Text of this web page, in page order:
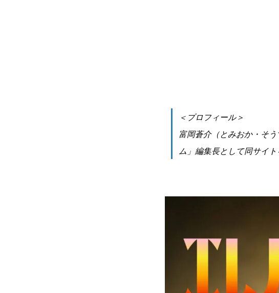
＜プロフィール＞
富岡蒼介（とみおか・そ
ム」編集長として同サイト